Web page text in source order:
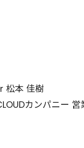
松本 佳樹
カンパニー